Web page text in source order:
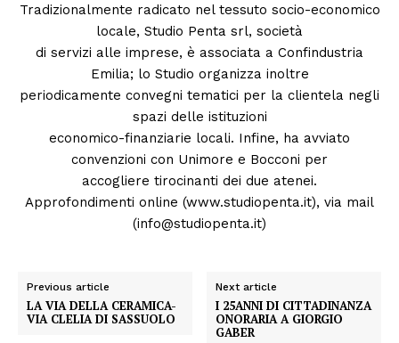
Condividi
Menu
CONTENUTI
ECONOMIA
Tradizionalmente radicato nel tessuto socio-economico
locale, Studio Penta srl, società
di servizi alle imprese, è associata a Confindustria
Emilia; lo Studio organizza inoltre
periodicamente convegni tematici per la clientela negli
spazi delle istituzioni
economico-finanziarie locali. Infine, ha avviato
convenzioni con Unimore e Bocconi per
accogliere tirocinanti dei due atenei.
Approfondimenti online (www.studiopenta.it), via mail
(info@studiopenta.it)
Previous article
LA VIA DELLA CERAMICA-
VIA CLELIA DI SASSUOLO
Next article
I 25ANNI DI CITTADINANZA
ONORARIA A GIORGIO
GABER